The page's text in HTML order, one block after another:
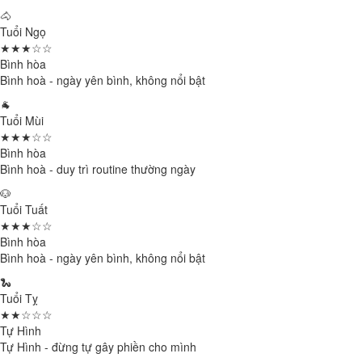
🐴
Tuổi Ngọ
★★★☆☆
Bình hòa
Bình hoà - ngày yên bình, không nổi bật
🐐
Tuổi Mùi
★★★☆☆
Bình hòa
Bình hoà - duy trì routine thường ngày
🐶
Tuổi Tuất
★★★☆☆
Bình hòa
Bình hoà - ngày yên bình, không nổi bật
🐍
Tuổi Tỵ
★★☆☆☆
Tự Hình
Tự Hình - đừng tự gây phiền cho mình